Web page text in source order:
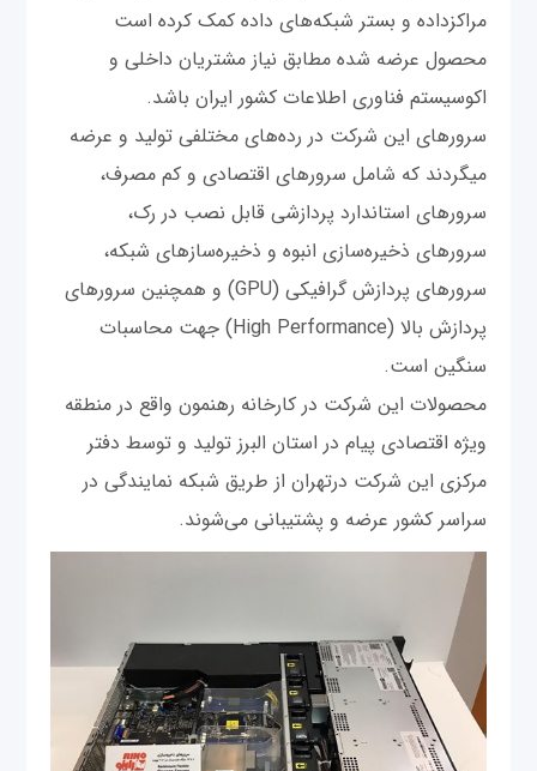
مراکزداده و بستر شبکه‌های داده کمک کرده است
محصول عرضه شده مطابق نیاز مشتریان داخلی و
اکوسیستم فناوری اطلاعات کشور ایران باشد.
سرورهای این شرکت در رده‌های مختلفی تولید و عرضه
میگردند که شامل سرورهای اقتصادی و کم مصرف،
سرورهای استاندارد پردازشی قابل نصب در رک،
سرورهای ذخیره‌سازی انبوه و ذخیره‌سازهای شبکه،
سرورهای پردازش گرافیکی (GPU) و همچنین سرورهای
پردازش بالا (High Performance) جهت محاسبات
سنگین است.
محصولات این شرکت در کارخانه رهنمون واقع در منطقه
ویژه اقتصادی پیام در استان البرز تولید و توسط دفتر
مرکزی این شرکت درتهران از طریق شبکه نمایندگی در
سراسر کشور عرضه و پشتیبانی می‌شوند.